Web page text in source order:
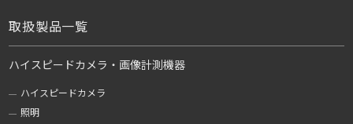
取扱製品一覧
ハイスピードカメラ・画像計測機器
ハイスピードカメラ
照明